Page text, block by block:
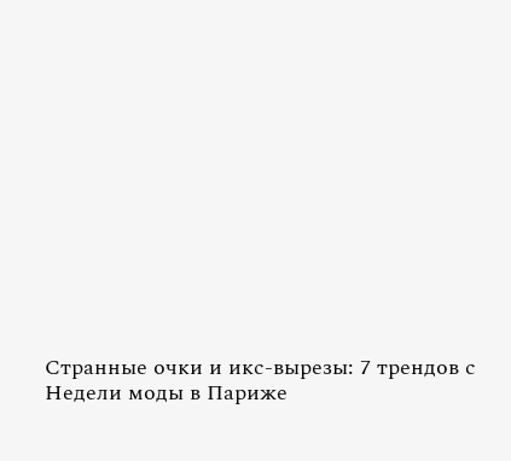
Странные очки и икс-вырезы: 7 трендов с
Недели моды в Париже